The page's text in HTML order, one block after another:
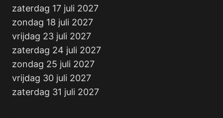
zaterdag 17 juli 2027
zondag 18 juli 2027
vrijdag 23 juli 2027
zaterdag 24 juli 2027
zondag 25 juli 2027
vrijdag 30 juli 2027
zaterdag 31 juli 2027